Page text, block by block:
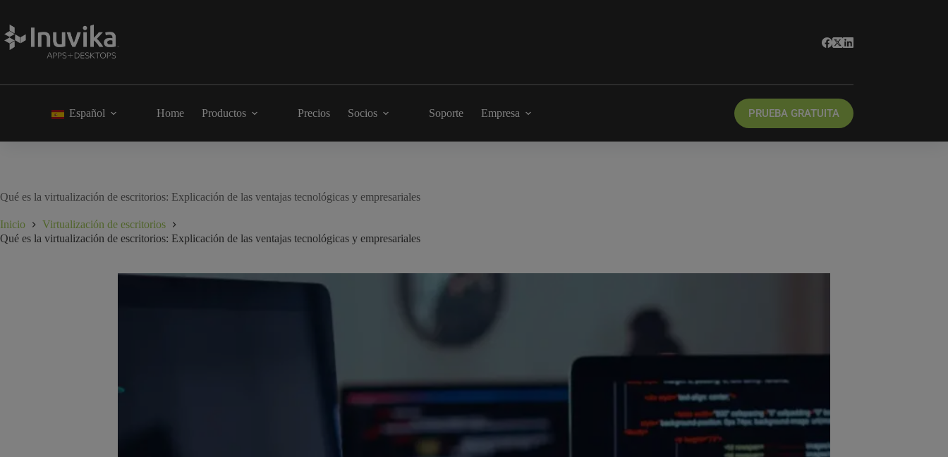
Español Home Productos Precios Socios Soporte Empresa PRUEBA GRATUITA
Qué es la virtualización de escritorios: Explicación de las ventajas tecnológicas y empresariales
Inicio
Virtualización de escritorios
Qué es la virtualización de escritorios: Explicación de las ventajas tecnológicas y empresariales